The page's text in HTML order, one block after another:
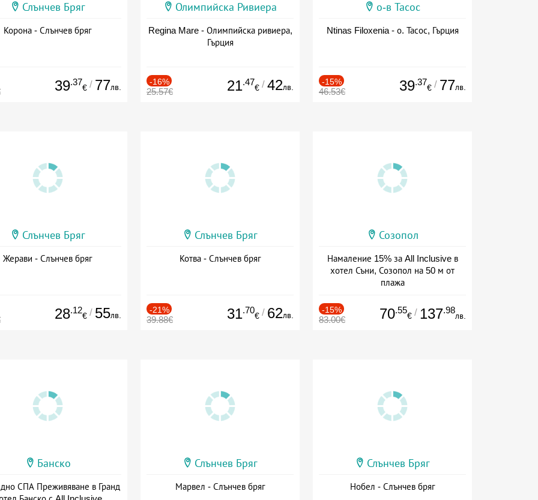
Слънчев Бряг
Корона - Слънчев бряг
39.37
€ / 77лв.
Олимпийска Ривиера
Regina Mare - Олимпийска ривиера,
Гърция
-16%
25.57€ 21.47
€ / 42лв.
о-в Тасос
Ntinas Filoxenia - о. Тасос, Гърция
-15%
46.53€ 39.37
€ / 77лв.
Слънчев Бряг
Жерави - Слънчев бряг
28.12
€ / 55лв.
Слънчев Бряг
Котва - Слънчев бряг
-21%
39.88€ 31.70
€ / 62лв.
Созопол
Намаление 15% за All Inclusive в
хотел Съни, Созопол на 50 м от
плажа
-15%
83.00€ 70.55
€ / 137.98
лв.
Банско
СПА Преживяване в Гранд
Слънчев Бряг
Марвел - Слънчев бряг
Слънчев Бряг
Нобел - Слънчев бряг